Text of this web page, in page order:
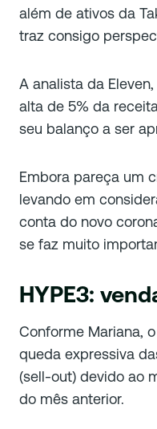
além de ativos da
traz consigo
A analista da
alta de 5% da
seu balanço a ser
Embora pareça um
levando em
conta do novo
se faz muito
HYPE3:
Conforme Mariana,
queda expressiva
(sell-out) devido ao
do mês anterior.